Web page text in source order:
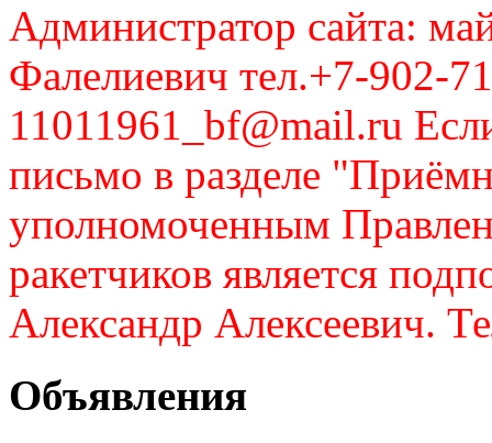
Администратор сайта:
Фалелиевич тел.+7-902-
11011961_bf@mail.ru
письмо в разделе
уполномоченным
ракетчиков является
Александр Алексеевич.
Объявления